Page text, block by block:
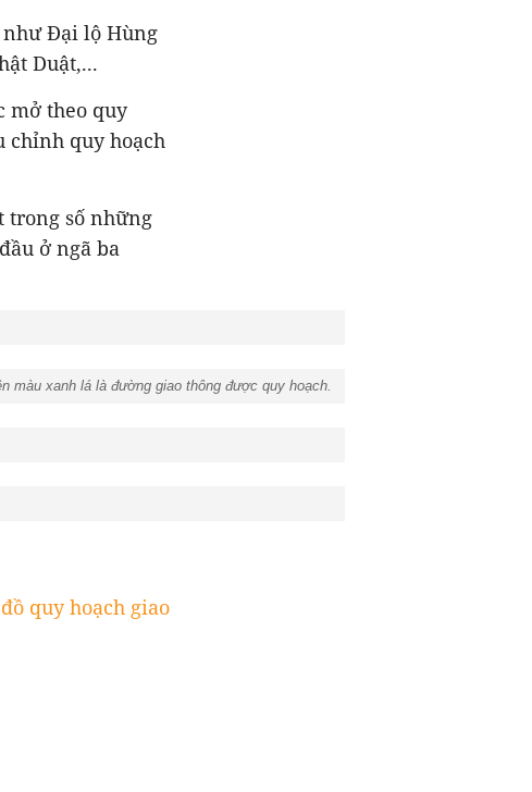
như Đại lộ Hùng
Duật,...
mở theo quy
chỉnh quy hoạch
trong số những
ở ngã ba
màu xanh lá là đường giao thông được quy hoạch.
quy hoạch giao